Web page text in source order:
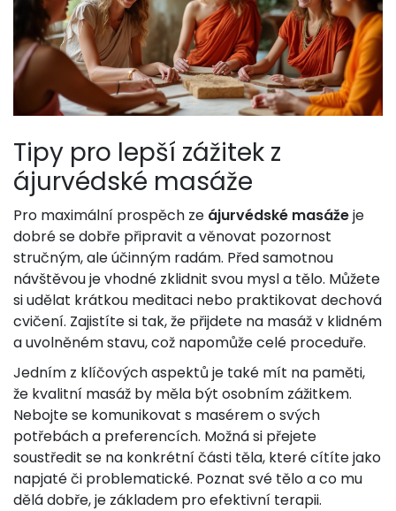
Tipy pro lepší zážitek z
ájurvédské masáže
Pro maximální prospěch ze ájurvédské masážeje
dobré se dobře připravit a věnovat pozornost
stručným, ale účinným radám. Před samotnou
návštěvou je vhodné zklidnit svou mysl a tělo. Můžete
si udělat krátkou meditaci nebo praktikovat dechová
cvičení. Zajistíte si tak, že přijdete na masáž v klidném
a uvolněném stavu, což napomůže celé proceduře.
Jedním z klíčových aspektů je také mít na paměti,
že kvalitní masáž by měla být osobním zážitkem.
Nebojte se komunikovat s masérem o svých
potřebách a preferencích. Možná si přejete
soustředit se na konkrétní části těla, které cítíte jako
napjaté či problematické. Poznat své tělo a co mu
dělá dobře, je základem pro efektivní terapii.